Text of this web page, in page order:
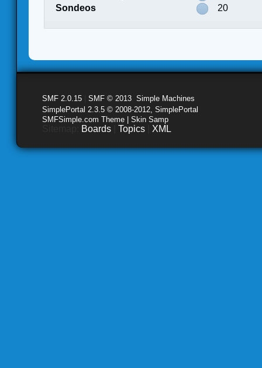
Sondeos
20
SMF 2.0.15 SMF © 2013 Simple Machines
SimplePortal 2.3.5 © 2008-2012, SimplePortal
SMFSimple.com Theme | Skin Samp
Boards Topics XML